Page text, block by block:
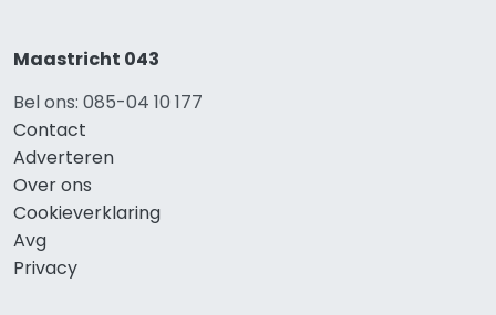
Maastricht 043
Bel ons: 085-04 10 177
Contact
Adverteren
Over ons
Cookieverklaring
Avg
Privacy